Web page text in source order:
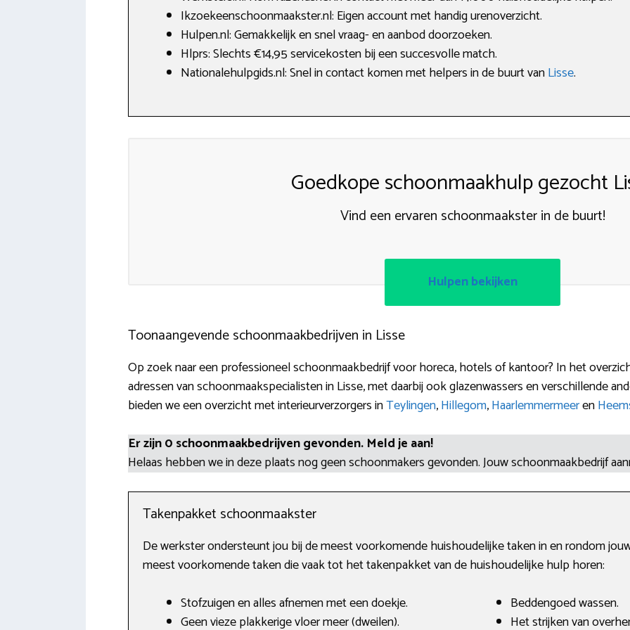
Ikzoekeenschoonmaakster.nl: Eigen account met handig urenoverzicht.
Hulpen.nl: Gemakkelijk en snel vraag- en aanbod doorzoeken.
Hlprs: Slechts €14,95 servicekosten bij een succesvolle match.
Nationalehulpgids.nl: Snel in contact komen met helpers in de buurt vanLisse.
Goedkope schoonmaakhulp gezocht
Vind een ervaren schoonmaakster in de buurt!
Hulpen bekijken
Toonaangevende schoonmaakbedrijven in Lisse
Op zoek naar een professioneel schoonmaakbedrijf voor horeca, hotels of kantoor? In het
adressen van schoonmaakspecialisten in Lisse, met daarbij ook glazenwassers en verschillende
bieden we een overzicht met interieurverzorgers inTeylingen,Hillegom,Haarlemmermeeren
Er zijn 0 schoonmaakbedrijven gevonden. Meld je aan!
Helaas hebben we in deze plaats nog geen schoonmakers gevonden. Jouw schoonmaakbedrijf
Takenpakket schoonmaakster
De werkster ondersteunt jou bij de meest voorkomende huishoudelijke taken in en rondom
meest voorkomende taken die vaak tot het takenpakket van de huishoudelijke hulp horen:
Stofzuigen en alles afnemen met een doekje.
Geen vieze plakkerige vloer meer (dweilen).
Beddengoed wassen.
Het strijken van